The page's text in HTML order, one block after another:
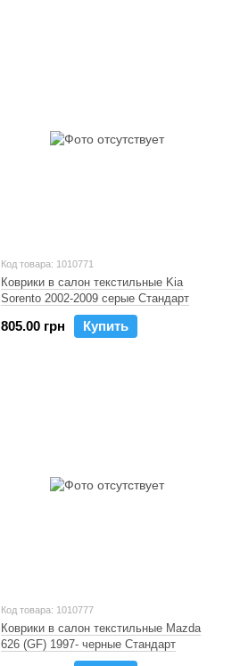
Код товара: 1010771
Коврики в салон текстильные Kia
Sorento 2002-2009 серые Стандарт
805.00 грн Купить
Код товара: 1010777
Коврики в салон текстильные Mazda
626 (GF) 1997- черные Стандарт